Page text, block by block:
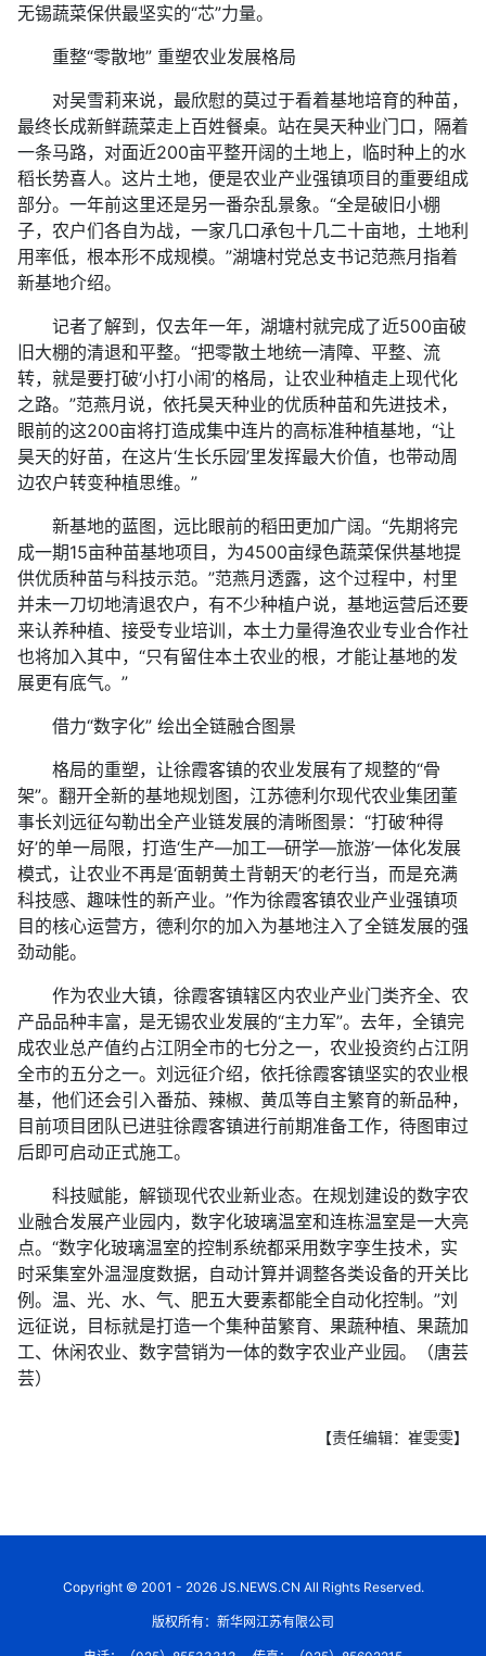
无锡蔬菜保供最坚实的“芯”力量。
重整“零散地” 重塑农业发展格局
对吴雪莉来说，最欣慰的莫过于看着基地培育的种苗，
最终长成新鲜蔬菜走上百姓餐桌。站在昊天种业门口，隔着
一条马路，对面近200亩平整开阔的土地上，临时种上的水
稻长势喜人。这片土地，便是农业产业强镇项目的重要组成
部分。一年前这里还是另一番杂乱景象。“全是破旧小棚
子，农户们各自为战，一家几口承包十几二十亩地，土地利
用率低，根本形不成规模。”湖塘村党总支书记范燕月指着
新基地介绍。
记者了解到，仅去年一年，湖塘村就完成了近500亩破
旧大棚的清退和平整。“把零散土地统一清障、平整、流
转，就是要打破‘小打小闹’的格局，让农业种植走上现代化
之路。”范燕月说，依托昊天种业的优质种苗和先进技术，
眼前的这200亩将打造成集中连片的高标准种植基地，“让
昊天的好苗，在这片‘生长乐园’里发挥最大价值，也带动周
边农户转变种植思维。”
新基地的蓝图，远比眼前的稻田更加广阔。“先期将完
成一期15亩种苗基地项目，为4500亩绿色蔬菜保供基地提
供优质种苗与科技示范。”范燕月透露，这个过程中，村里
并未一刀切地清退农户，有不少种植户说，基地运营后还要
来认养种植、接受专业培训，本土力量得渔农业专业合作社
也将加入其中，“只有留住本土农业的根，才能让基地的发
展更有底气。”
借力“数字化” 绘出全链融合图景
格局的重塑，让徐霞客镇的农业发展有了规整的“骨
架”。翻开全新的基地规划图，江苏德利尔现代农业集团董
事长刘远征勾勒出全产业链发展的清晰图景：“打破‘种得
好’的单一局限，打造‘生产—加工—研学—旅游’一体化发展
模式，让农业不再是‘面朝黄土背朝天’的老行当，而是充满
科技感、趣味性的新产业。”作为徐霞客镇农业产业强镇项
目的核心运营方，德利尔的加入为基地注入了全链发展的强
劲动能。
作为农业大镇，徐霞客镇辖区内农业产业门类齐全、农
产品品种丰富，是无锡农业发展的“主力军”。去年，全镇完
成农业总产值约占江阴全市的七分之一，农业投资约占江阴
全市的五分之一。刘远征介绍，依托徐霞客镇坚实的农业根
基，他们还会引入番茄、辣椒、黄瓜等自主繁育的新品种，
目前项目团队已进驻徐霞客镇进行前期准备工作，待图审过
后即可启动正式施工。
科技赋能，解锁现代农业新业态。在规划建设的数字农
业融合发展产业园内，数字化玻璃温室和连栋温室是一大亮
点。“数字化玻璃温室的控制系统都采用数字孪生技术，实
时采集室外温湿度数据，自动计算并调整各类设备的开关比
例。温、光、水、气、肥五大要素都能全自动化控制。”刘
远征说，目标就是打造一个集种苗繁育、果蔬种植、果蔬加
工、休闲农业、数字营销为一体的数字农业产业园。（唐芸
芸）
【责任编辑：崔雯雯】
Copyright © 2001 - 2026 JS.NEWS.CN All Rights Reserved.
版权所有：新华网江苏有限公司